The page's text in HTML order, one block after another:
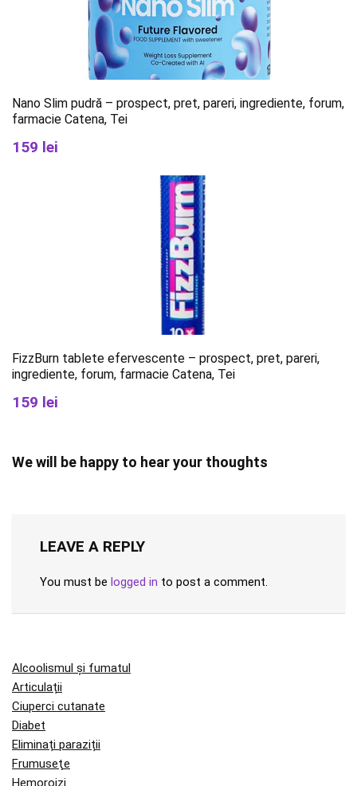
Nano Slim pudră – prospect, pret, pareri, ingrediente, forum,
farmacie Catena, Tei
159 lei
FizzBurn tablete efervescente – prospect, pret, pareri,
ingrediente, forum, farmacie Catena, Tei
159 lei
We will be happy to hear your thoughts
LEAVE A REPLY
You must be logged in to post a comment.
Alcoolismul și fumatul
Articulații
Ciuperci cutanate
Diabet
Eliminați paraziții
Frumuseţe
Hemoroizi